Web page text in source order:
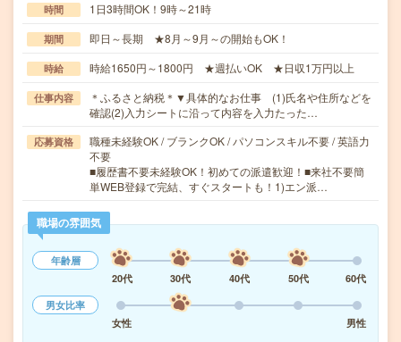
時間 1日3時間OK！9時～21時
期間 即日～長期 ★8月～9月～の開始もOK！
時給 時給1650円～1800円 ★週払いOK ★日収1万円以上
仕事内容
＊ふるさと納税＊▼具体的なお仕事 (1)氏名や住所などを
確認(2)入力シートに沿って内容を入力たった…
応募資格
職種未経験OK / ブランクOK / パソコンスキル不要 / 英語力
不要
■履歴書不要未経験OK！初めての派遣歓迎！■来社不要簡
単WEB登録で完結、すぐスタートも！1)エン派…
職場の雰囲気
年齢層
20代
30代 40代 50代
60代
男女比率
女性
男性